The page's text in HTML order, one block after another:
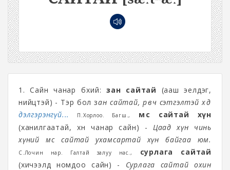
1. Сайн чанар бүхий:зан сайтай
(ааш эелдэг,
нийцтэй) - Тэр бол зан сайтай, өрөвч сэтгэлтэй хөдөө
дэлгэрэнгүй...
П.Хорлоо. Багш.,
мөс сайтай хүн
(ханилгаатай, хүн чанар сайн) - Цаад хүн чинь
хүний мөс сайтай ухамсартай хүн байгаа юм.
С.Лочин нар. Галтай залуу нас.,
сурлага сайтай
(хичээлд номдоо сайн) -
Сурлага сайтай охин